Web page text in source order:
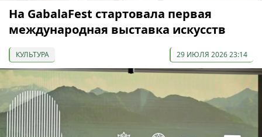
На GabalaFest стартовала первая
международная выставка искусств
КУЛЬТУРА 29 ИЮЛЯ 2026 23:14